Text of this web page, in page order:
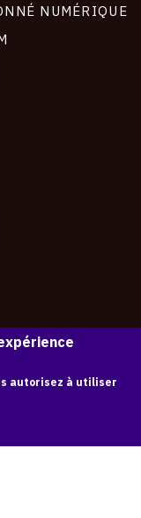
NUMÉRIQUE
autorisez à utiliser